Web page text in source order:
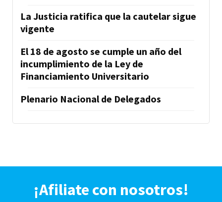
La Justicia ratifica que la cautelar sigue
vigente
El 18 de agosto se cumple un año del
incumplimiento de la Ley de
Financiamiento Universitario
Plenario Nacional de Delegados
¡Afiliate con nosotros!